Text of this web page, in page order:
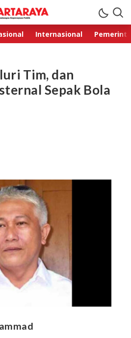
Internasional
Tim, dan
Sepak Bola